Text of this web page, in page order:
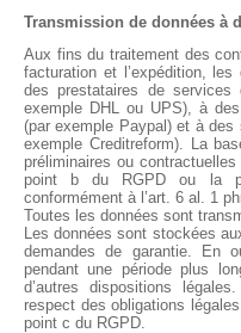
Transmission de données à
Aux fins du traitement des
facturation et l’expédition,
des prestataires de
exemple DHL ou UPS), à
(par exemple Paypal) et à des
exemple Creditreform). La
préliminaires ou
point b du RGPD ou la
conformément à l’art. 6 al. 1
Toutes les données sont
Les données sont stockées
demandes de garantie. En
pendant une période plus
d’autres dispositions
respect des obligations
point c du RGPD.